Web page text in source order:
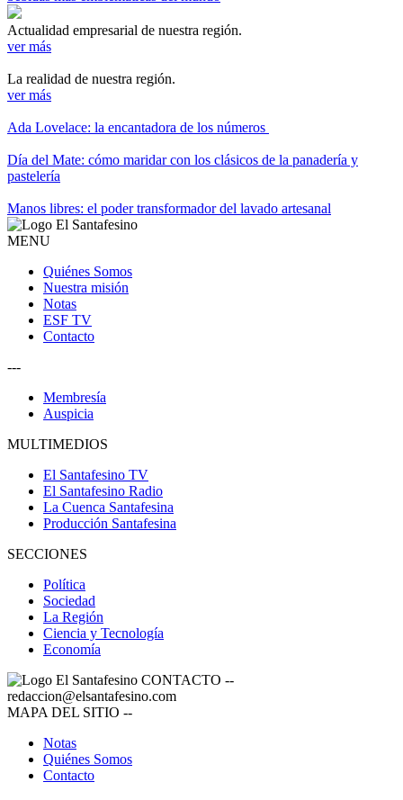
Actualidad empresarial de nuestra región.
ver más
La realidad de nuestra región.
ver más
Ada Lovelace: la encantadora de los números
Día del Mate: cómo maridar con los clásicos de la panadería y
pastelería
Manos libres: el poder transformador del lavado artesanal
MENU
Quiénes Somos
Nuestra misión
Notas
ESF TV
Contacto
---
Membresía
Auspicia
MULTIMEDIOS
El Santafesino TV
El Santafesino Radio
La Cuenca Santafesina
Producción Santafesina
SECCIONES
Política
Sociedad
La Región
Ciencia y Tecnología
Economía
CONTACTO --
redaccion@elsantafesino.com
MAPA DEL SITIO --
Notas
Quiénes Somos
Contacto